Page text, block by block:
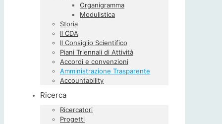
Organigramma
Modulistica
Storia
Il CDA
Il Consiglio Scientifico
Piani Triennali di Attività
Accordi e convenzioni
Amministrazione Trasparente
Accountability
Ricerca
Ricercatori
Progetti